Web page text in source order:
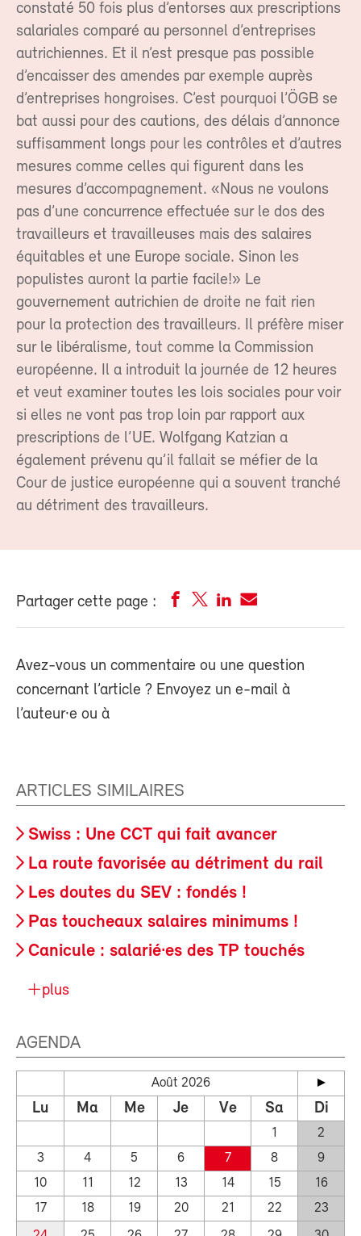
constaté 50 fois plus d’entorses aux prescriptions
salariales comparé au personnel d’entreprises
autrichiennes. Et il n’est presque pas possible
d’encaisser des amendes par exemple auprès
d’entreprises hongroises. C’est pourquoi l’ÖGB se
bat aussi pour des cautions, des délais d’annonce
suffisamment longs pour les contrôles et d’autres
mesures comme celles qui figurent dans les
mesures d’accompagnement. «Nous ne voulons
pas d’une concurrence effectuée sur le dos des
travailleurs et travailleuses mais des salaires
équitables et une Europe sociale. Sinon les
populistes auront la partie facile!» Le
gouvernement autrichien de droite ne fait rien
pour la protection des travailleurs. Il préfère miser
sur le libéralisme, tout comme la Commission
européenne. Il a introduit la journée de 12 heures
et veut examiner toutes les lois sociales pour voir
si elles ne vont pas trop loin par rapport aux
prescriptions de l’UE. Wolfgang Katzian a
également prévenu qu’il fallait se méfier de la
Cour de justice européenne qui a souvent tranché
au détriment des travailleurs.
Partager cette page :
Avez-vous un commentaire ou une question
concernant l’article ? Envoyez un e-mail à
l’auteur·e ou à
ARTICLES SIMILAIRES
Swiss : Une CCT qui fait avancer
La route favorisée au détriment du rail
Les doutes du SEV : fondés !
Pas toucheaux salaires minimums !
Canicule : salarié·es des TP touchés
plus
AGENDA
Août 2026
Lu Ma Me Je Ve Sa Di
1
2
3
4 5 6 7 8
9
10
11 12 13 14 15
16
17
18 19 20 21 22
23